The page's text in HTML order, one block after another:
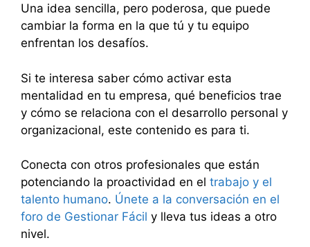
Una idea sencilla, pero poderosa, que puede
cambiar la forma en la que tú y tu equipo
enfrentan los desafíos.
Si te interesa saber cómo activar esta
mentalidad en tu empresa, qué beneficios trae
y cómo se relaciona con el desarrollo personal y
organizacional, este contenido es para ti.
Conecta con otros profesionales que están
potenciando la proactividad en el trabajo y el
talento humano. Únete a la conversación en el
foro de Gestionar Fácil y lleva tus ideas a otro
nivel.